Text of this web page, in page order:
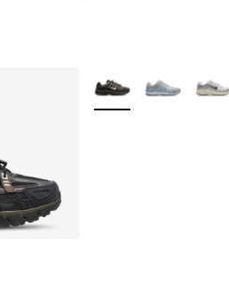
Plus de couleurs